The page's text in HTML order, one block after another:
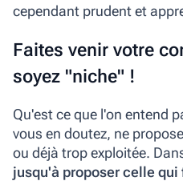
cependant prudent et
Faites venir votre
soyez "niche" !
Qu'est ce que l'on entend
vous en doutez, ne
ou déjà trop exploitée.
jusqu'à proposer celle qui